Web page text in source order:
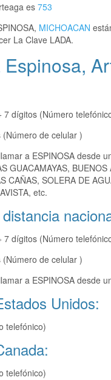
es 753
MICHOACAN
La Clave LADA.
7 dígitos (Número
de celular )
a ESPINOSA desde
GUACAMAYAS,
CAÑAS, SOLERA DE
etc.
7 dígitos (Número
de celular )
a ESPINOSA desde
Unidos:
telefónico)
telefónico)